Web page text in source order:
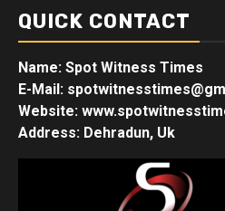
QUICK CONTACT
Name: Spot Witness Times
E-Mail:
Website:
Address: Dehradun, Uk